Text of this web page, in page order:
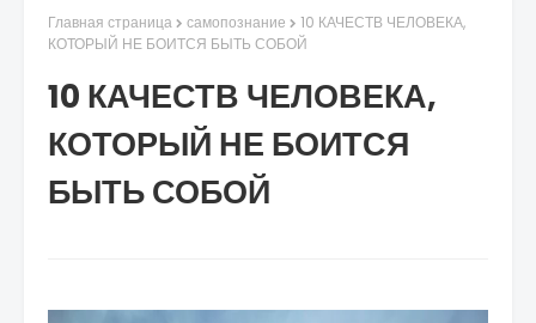
Главная страница самопознание
10 КАЧЕСТВ ЧЕЛОВЕКА,
КОТОРЫЙ НЕ БОИТСЯ БЫТЬ СОБОЙ
10 КАЧЕСТВ ЧЕЛОВЕКА,
КОТОРЫЙ НЕ БОИТСЯ
БЫТЬ СОБОЙ